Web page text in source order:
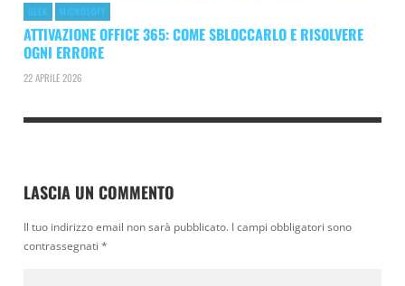
GEEK MICROSOFT
ATTIVAZIONE OFFICE 365: COME SBLOCCARLO E RISOLVERE
OGNI ERRORE
22 APRILE 2026
LASCIA UN COMMENTO
Il tuo indirizzo email non sarà pubblicato. I campi obbligatori sono
contrassegnati *